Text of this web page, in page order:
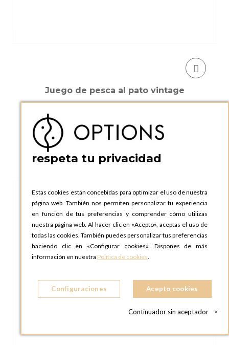
Juego de pesca al pato vintage
respeta tu privacidad
Estas cookies están concebidas para optimizar el uso de nuestra
página web. También nos permiten personalizar tu experiencia
en función de tus preferencias y comprender cómo utilizas
nuestra página web. Al hacer clic en «Acepto», aceptas el uso de
todas las cookies. También puedes personalizar tus preferencias
haciendo clic en «Configurar cookies». Dispones de más
información en nuestra Política de cookies.
Configuraciones Acepto cookies
Continuador sin aceptador >